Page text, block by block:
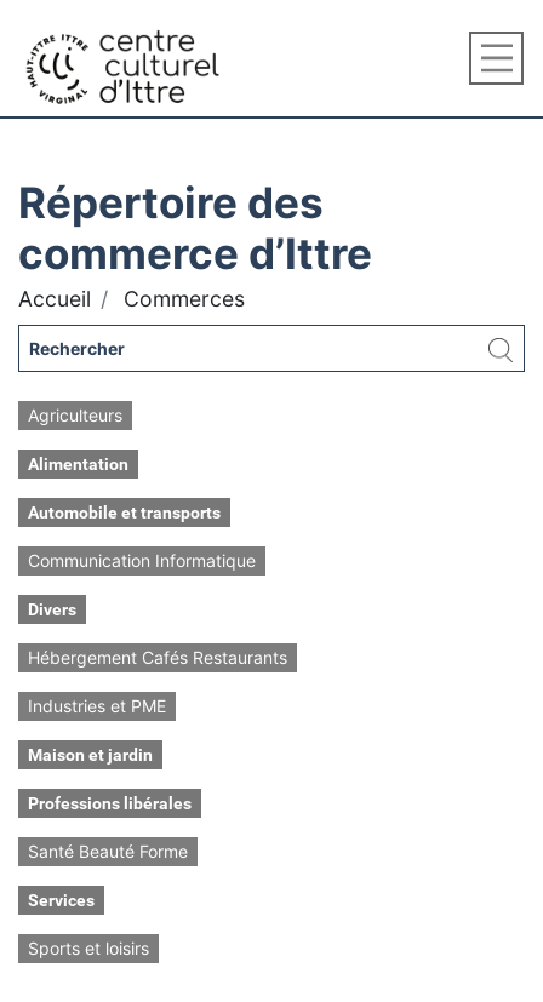
Répertoire des
commerce d’Ittre
Accueil Commerces
Agriculteurs
Alimentation
Automobile et transports
Communication Informatique
Divers
Hébergement Cafés Restaurants
Industries et PME
Maison et jardin
Professions libérales
Santé Beauté Forme
Services
Sports et loisirs